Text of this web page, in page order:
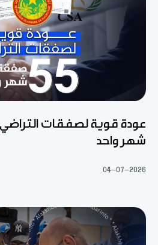
شهر واحد
04-07-2026